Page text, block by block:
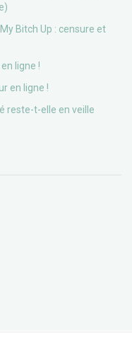
Bitch Up : censure et
ligne !
en ligne !
reste-t-elle en veille